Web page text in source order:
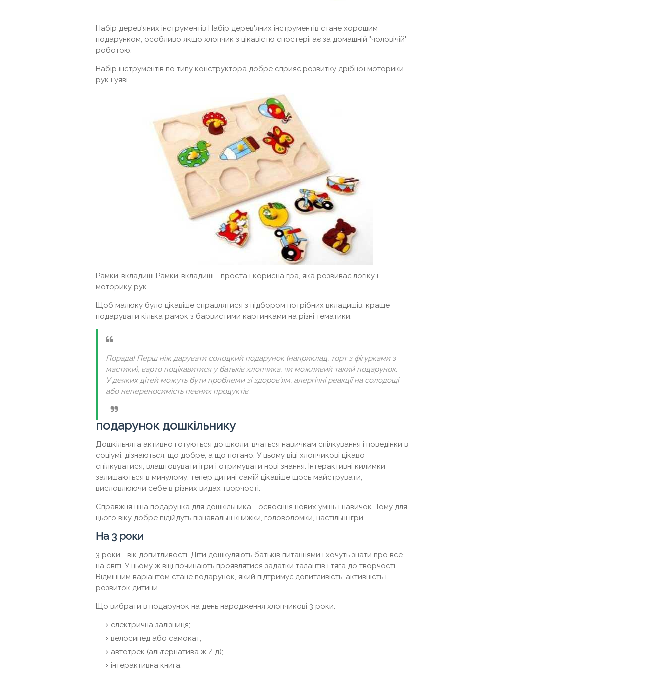
Набір дерев'яних інструментів Набір дерев'яних інструментів стане хорошим
подарунком, особливо якщо хлопчик з цікавістю спостерігає за домашній "чоловічій"
роботою.
Набір інструментів по типу конструктора добре сприяє розвитку дрібної моторики
рук і уяві.
Рамки-вкладиші Рамки-вкладиші - проста і корисна гра, яка розвиває логіку і
моторику рук.
Щоб малюку було цікавіше справлятися з підбором потрібних вкладишів, краще
подарувати кілька рамок з барвистими картинками на різні тематики.
Порада! Перш ніж дарувати солодкий подарунок (наприклад, торт з фігурками з
мастики), варто поцікавитися у батьків хлопчика, чи можливий такий подарунок.
У деяких дітей можуть бути проблеми зі здоров'ям, алергічні реакції на солодощі
або непереносимість певних продуктів.
подарунок дошкільнику
Дошкільнята активно готуються до школи, вчаться навичкам спілкування і поведінки в
соціумі, дізнаються, що добре, а що погано. У цьому віці хлопчикові цікаво
спілкуватися, влаштовувати ігри і отримувати нові знання. Інтерактивні килимки
залишаються в минулому, тепер дитині самій цікавіше щось майструвати,
висловлюючи себе в різних видах творчості.
Справжня ціна подарунка для дошкільника - освоєння нових умінь і навичок. Тому для
цього віку добре підійдуть пізнавальні книжки, головоломки, настільні ігри.
На 3 роки
3 роки - вік допитливості. Діти дошкуляють батьків питаннями і хочуть знати про все
на світі. У цьому ж віці починають проявлятися задатки талантів і тяга до творчості.
Відмінним варіантом стане подарунок, який підтримує допитливість, активність і
розвиток дитини.
Що вибрати в подарунок на день народження хлопчикові 3 роки:
електрична залізниця;
велосипед або самокат;
автотрек (альтернатива ж / д);
інтерактивна книга;